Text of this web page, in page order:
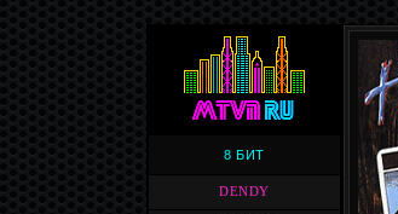
8 БИТ
DENDY